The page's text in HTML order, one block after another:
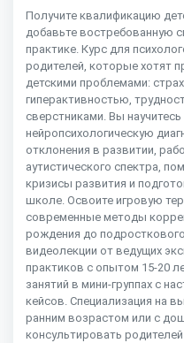
Получите квалификацию
добавьте востребованную
практике. Курс для
родителей, которые хотят
детскими проблемами:
гиперактивностью,
сверстниками. Вы
нейропсихологическую
отклонения в развитии,
аутистического спектра,
кризисы развития и
школе. Освоите игровую
современные методы
рождения до
видеолекции от ведущих
практиков с опытом 15-20
занятий в мини-группах с
кейсов. Специализация на
ранним возрастом или с
консультировать